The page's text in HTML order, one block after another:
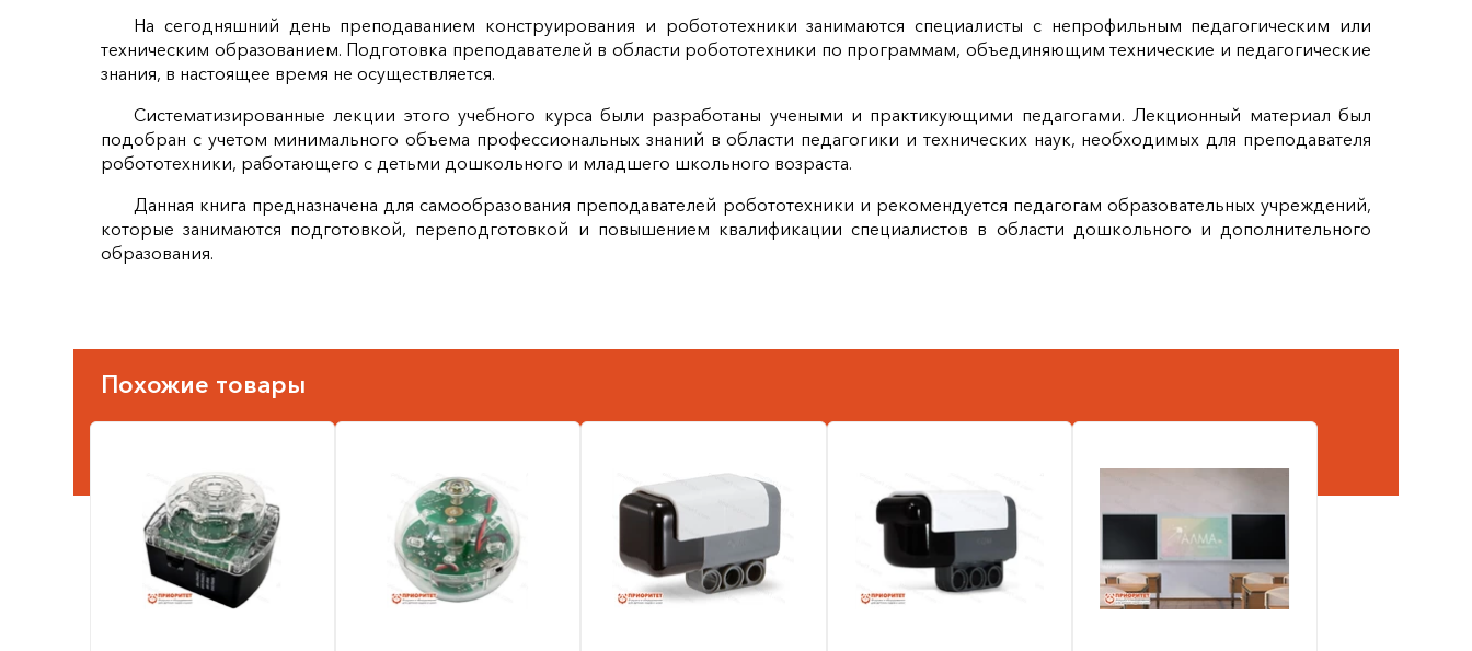
На сегодняшний день преподаванием конструирования и робототехники занимаются специалисты с непрофильным педагогическим или
техническим образованием. Подготовка преподавателей в области робототехники по программам, объединяющим технические и педагогические
знания, в настоящее время не осуществляется.
Систематизированные лекции этого учебного курса были разработаны учеными и практикующими педагогами. Лекционный материал был
подобран с учетом минимального объема профессиональных знаний в области педагогики и технических наук, необходимых для преподавателя
робототехники, работающего с детьми дошкольного и младшего школьного возраста.
Данная книга предназначена для самообразования преподавателей робототехники и рекомендуется педагогам образовательных учреждений,
которые занимаются подготовкой, переподготовкой и повышением квалификации специалистов в области дошкольного и дополнительного
образования.
Похожие товары